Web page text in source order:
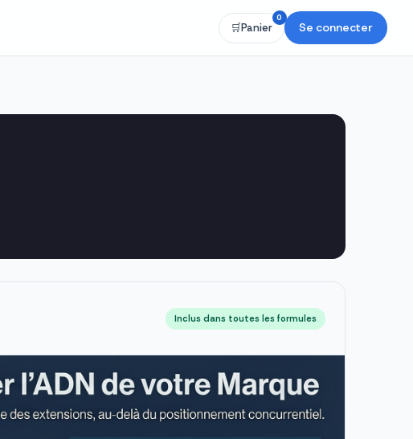
🛒Panier
0
Se connecter
Inclus dans toutes les formules